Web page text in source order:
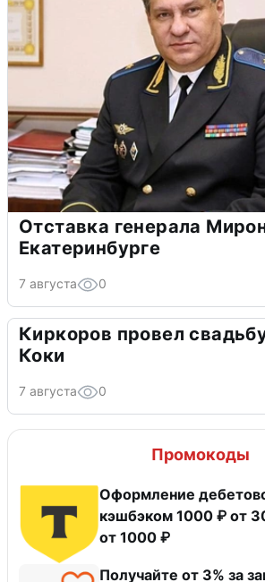
Отставка генерала
Екатеринбурге
7 августа 0
Киркоров провел
Коки
7 августа 0
Промокоды
Оформление
кэшбэком 1000 ₽ от
от 1000 ₽
Получайте от 3% за